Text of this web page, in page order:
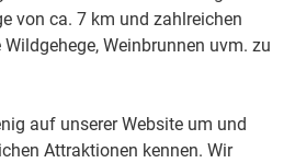
von ca. 7 km und zahlreichen
Weinbrunnen uvm. zu
auf unserer Website um und
Attraktionen kennen. Wir